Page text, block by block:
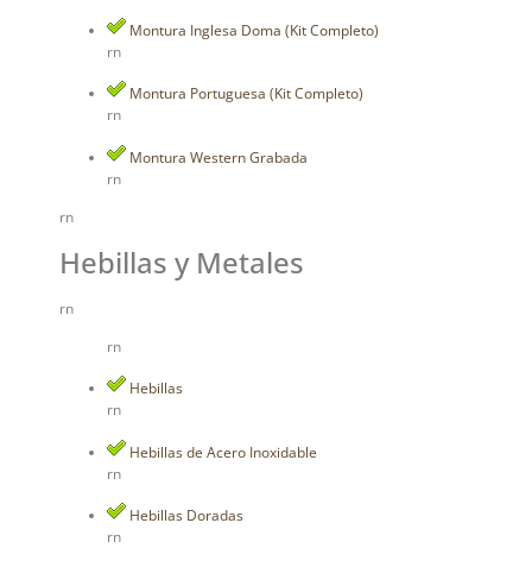
Montura Inglesa Doma (Kit Completo)
rn
Montura Portuguesa (Kit Completo)
rn
Montura Western Grabada
rn
rn
Hebillas y Metales
rn
rn
Hebillas
rn
Hebillas de Acero Inoxidable
rn
Hebillas Doradas
rn